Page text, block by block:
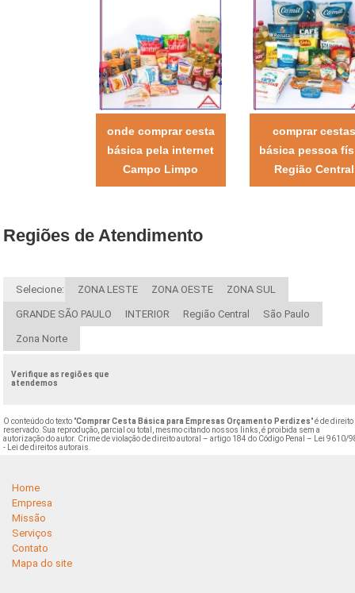
onde comprar cesta
básica pela internet
Campo Limpo
comprar cestas
básica pessoa
Região Central
Regiões de Atendimento
Selecione: ZONA LESTE ZONA OESTE ZONA SUL
GRANDE SÃO PAULO INTERIOR Região Central São Paulo
Zona Norte
Verifique as regiões que
atendemos
O conteúdo do texto "Comprar Cesta Básica para Empresas Orçamento Perdizes" é de direito
reservado. Sua reprodução, parcial ou total, mesmo citando nossos links, é proibida sem a
autorização do autor. Crime de violação de direito autoral – artigo 184 do Código Penal –
Lei 9610/
- Lei de direitos autorais
Home
Empresa
Missão
Serviços
Contato
Mapa do site